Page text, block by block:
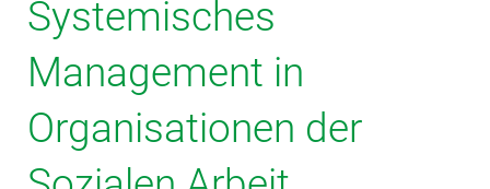
Systemisches
Management in
Organisationen der